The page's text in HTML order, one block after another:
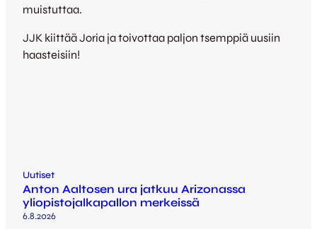
muistuttaa.
JJK kiittää Joria ja toivottaa paljon tsemppiä uusiin
haasteisiin!
Uutiset
Anton Aaltosen ura jatkuu Arizonassa
yliopistojalkapallon merkeissä
6.8.2026